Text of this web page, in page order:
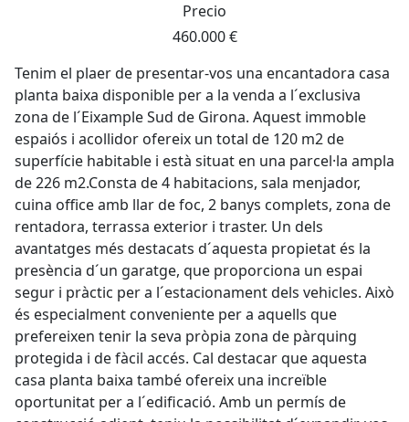
Precio
460.000 €
Tenim el plaer de presentar-vos una encantadora casa
planta baixa disponible per a la venda a l´exclusiva
zona de l´Eixample Sud de Girona. Aquest immoble
espaiós i acollidor ofereix un total de 120 m2 de
superfície habitable i està situat en una parcel·la ampla
de 226 m2.Consta de 4 habitacions, sala menjador,
cuina office amb llar de foc, 2 banys complets, zona de
rentadora, terrassa exterior i traster. Un dels
avantatges més destacats d´aquesta propietat és la
presència d´un garatge, que proporciona un espai
segur i pràctic per a l´estacionament dels vehicles. Això
és especialment conveniente per a aquells que
prefereixen tenir la seva pròpia zona de pàrquing
protegida i de fàcil accés. Cal destacar que aquesta
casa planta baixa també ofereix una increïble
oportunitat per a l´edificació. Amb un permís de